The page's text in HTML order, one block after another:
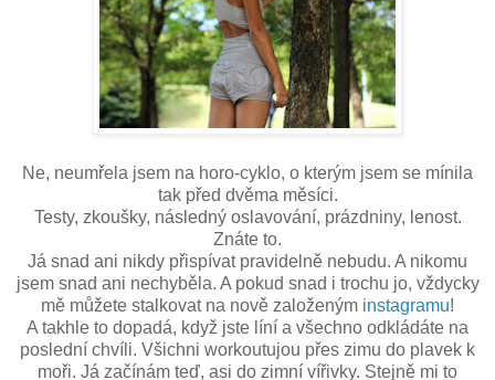
Ne, neumřela jsem na horo-cyklo, o kterým jsem se mínila
tak před dvěma měsíci.
Testy, zkoušky, následný oslavování, prázdniny, lenost.
Znáte to.
Já snad ani nikdy přispívat pravidelně nebudu. A nikomu
jsem snad ani nechyběla. A pokud snad i trochu jo, vždycky
mě můžete stalkovat na nově založeným instagramu!
A takhle to dopadá, když jste líní a všechno odkládáte na
poslední chvíli. Všichni workoutujou přes zimu do plavek k
moři. Já začínám teď, asi do zimní vířivky. Stejně mi to